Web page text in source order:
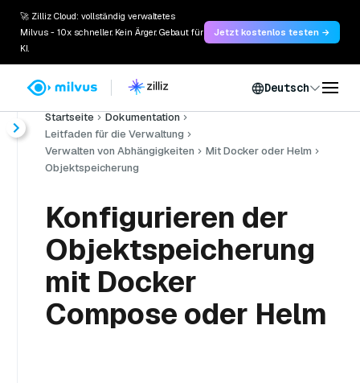
🚀 Zilliz Cloud: vollständig verwaltetes
Milvus - 10x schneller. Kein Ärger. Gebaut für
KI.
Jetzt kostenlos testen →
Deutsch
Startseite
Dokumentation
Leitfaden für die Verwaltung
Verwalten von Abhängigkeiten
Mit Docker oder Helm
Objektspeicherung
Konfigurieren der
Objektspeicherung
mit Docker
Compose oder Helm